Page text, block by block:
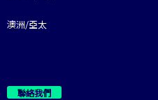
澳洲/亞太
聯絡我們